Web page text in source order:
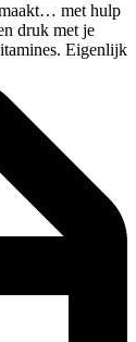
met hulp
druk met je
Eigenlijk